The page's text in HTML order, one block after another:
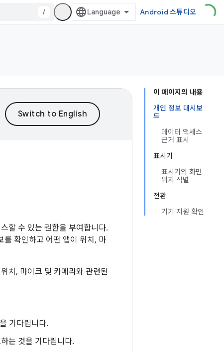
/ Android 스튜디오
이 페이지의 내용
개인 정보 대시보
드
데이터 액세스
근거 표시
표시기
표시기의 화면
위치 식별
전환
기기 지원 확인
할 수 있는 권한을 부여합니다.
를 확인하고 어떤 앱이 위치, 마
치, 마이크 및 카메라와 관련된
기다립니다.
는 것을 기다립니다.